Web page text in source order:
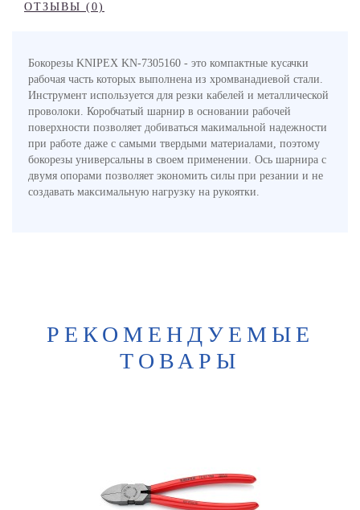
ОТЗЫВЫ (0)
Бокорезы KNIPEX KN-7305160 - это компактные кусачки
рабочая часть которых выполнена из хромванадиевой стали.
Инструмент используется для резки кабелей и металлической
проволоки. Коробчатый шарнир в основании рабочей
поверхности позволяет добиваться макимальной надежности
при работе даже с самыми твердыми материалами, поэтому
бокорезы универсальны в своем применении. Ось шарнира с
двумя опорами позволяет экономить силы при резании и не
создавать максимальную нагрузку на рукоятки.
РЕКОМЕНДУЕМЫЕ
ТОВАРЫ